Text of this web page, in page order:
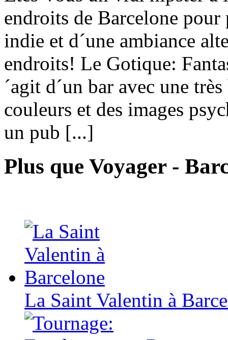
endroits de Barcelone
indie et d´une ambiance
endroits! Le Gotique:
´agit d´un bar avec une
couleurs et des images
un pub [...]
Plus que Voyager -
La Saint Valentin à